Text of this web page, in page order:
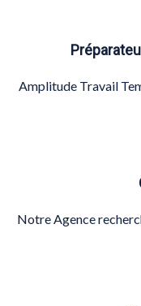
Amplitude Travail
Notre Agence